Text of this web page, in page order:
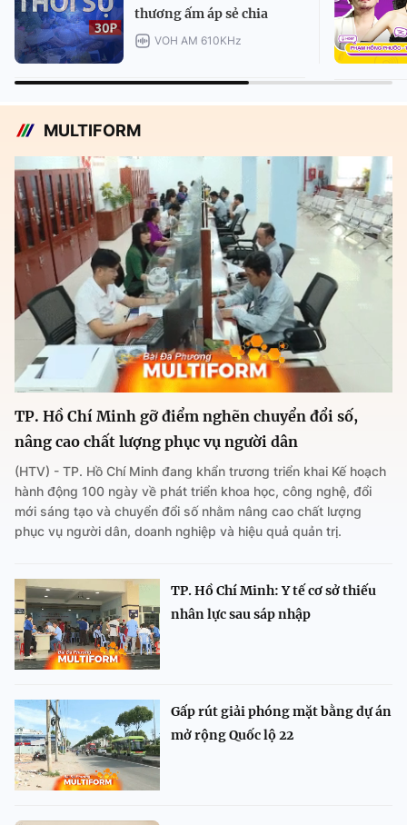
thương ấm áp sẻ chia
VOH AM 610KHz
MULTIFORM
TP. Hồ Chí Minh gỡ điểm nghẽn chuyển đổi số,
nâng cao chất lượng phục vụ người dân
(HTV) - TP. Hồ Chí Minh đang khẩn trương triển khai Kế hoạch
hành động 100 ngày về phát triển khoa học, công nghệ, đổi
mới sáng tạo và chuyển đổi số nhằm nâng cao chất lượng
phục vụ người dân, doanh nghiệp và hiệu quả quản trị.
TP. Hồ Chí Minh: Y tế cơ sở thiếu
nhân lực sau sáp nhập
Gấp rút giải phóng mặt bằng dự án
mở rộng Quốc lộ 22